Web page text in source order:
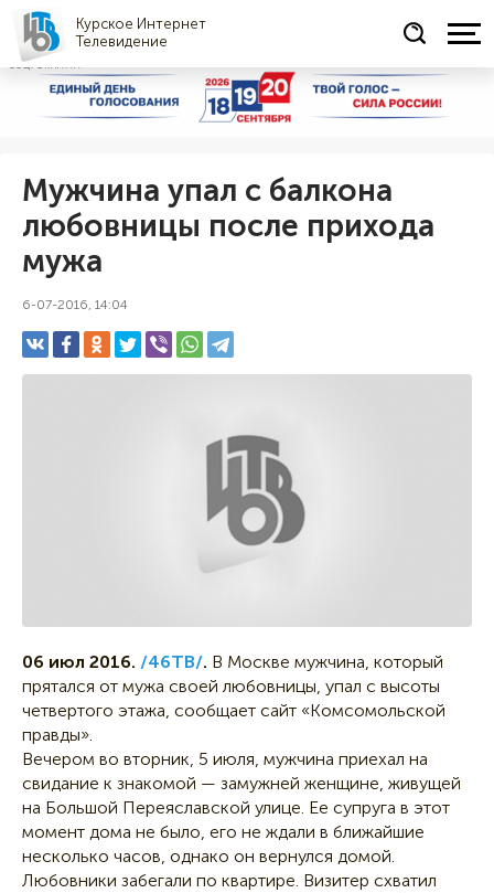
Курское Интернет
Телевидение
СОЦРЕКЛАМА
Мужчина упал с балкона
любовницы после прихода
мужа
6-07-2016, 14:04
06 июл 2016. /46ТВ/. В Москве мужчина, который
прятался от мужа своей любовницы, упал с высоты
четвертого этажа, сообщает сайт «Комсомольской
правды».
Вечером во вторник, 5 июля, мужчина приехал на
свидание к знакомой — замужней женщине, живущей
на Большой Переяславской улице. Ее супруга в этот
момент дома не было, его не ждали в ближайшие
несколько часов, однако он вернулся домой.
Любовники забегали по квартире. Визитер схватил